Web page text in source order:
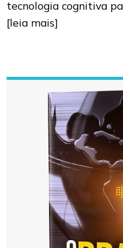
tecnologia cognitiva
[leia mais]